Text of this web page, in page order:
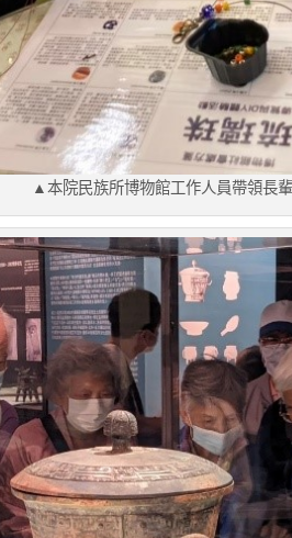
▲本院民族所博物館工作人員帶領長